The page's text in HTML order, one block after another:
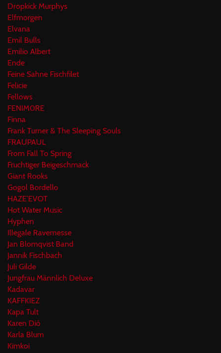
Dropkick Murphys
Elfmorgen
Elvana
Emil Bulls
Emilio Albert
Ende
Feine Sahne Fischfilet
Felicie
Fellows
FENIM0RE
Finna
Frank Turner & The Sleeping Souls
FRAUPAUL
From Fall To Spring
Fruchtiger Beigeschmack
Giant Rooks
Gogol Bordello
HAZE’EVOT
Hot Water Music
Hyphen
Illegale Ravemesse
Jan Blomqvist Band
Jannik Fischbach
Juli Gilde
Jungfrau Männlich Deluxe
Kadavar
KAFFKIEZ
Kapa Tult
Karen Dió
Karla Blum
Kimkoi